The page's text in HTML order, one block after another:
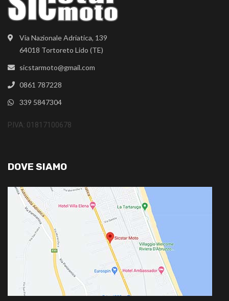
Via Nazionale Adriatica, 139
64018 Tortoreto Lido (TE)
sicstarmoto@gmail.com
0861 787228
339 5847304
P.IVA: 01817100678
DOVE SIAMO